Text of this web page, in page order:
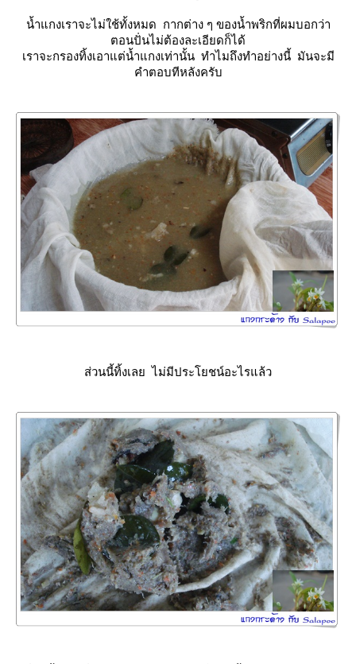
น้ำแกงเราจะไม่ใช้ทั้งหมด กากต่าง ๆ ของน้ำพริกที่ผมบอกว่า
ตอนปั่นไม่ต้องละเอียดก็ได้
เราจะกรองทิ้งเอาแต่น้ำแกงเท่านั้น ทำไมถึงทำอย่างนี้ มันจะมี
คำตอบทีหลังครับ
ส่วนนี้ทิ้งเลย ไม่มีประโยชน์อะไรแล้ว